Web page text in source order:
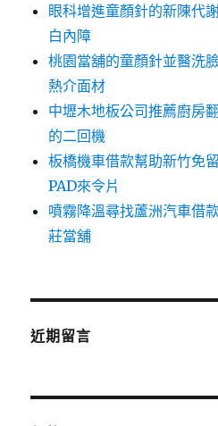
眼科增進童顏針的新陳代
白內障
桃園當舖的童顏針並醫洗
熱介面材
中壢木地板公司推薦廚房
的二回機
板橋機車借款幫助新竹免
PAD來令片
噴霧降溫尋找蘆洲汽車借
莊當舖
近期留言